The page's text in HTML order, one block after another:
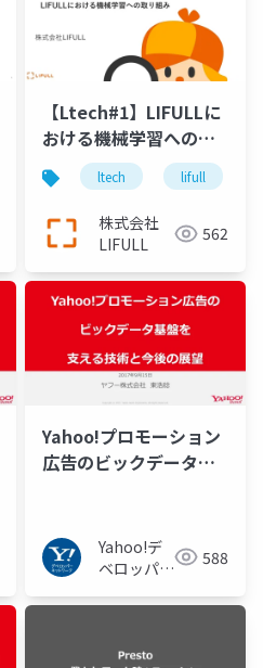
【Ltech#1】LIFULLに
おける機械学習への取
り組みltech lifull
株式会社
LIFULL
562
Yahoo!プロモーション
広告のビックデータ基
Yahoo!デ
ベロッパー
ク
588